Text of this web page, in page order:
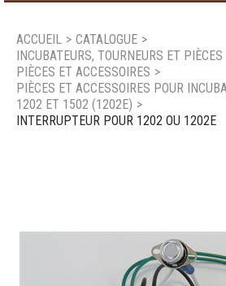
Catalogue de
Produits
ACCUEIL > CATALOGUE >
INCUBATEURS, TOURNEURS ET PIÈCES
PIÈCES ET ACCESSOIRES >
PIÈCES ET ACCESSOIRES POUR
1202 ET 1502 (1202E) >
INTERRUPTEUR POUR 1202 OU 1202E